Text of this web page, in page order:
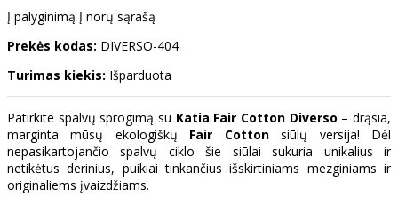
Į palyginimą Į norų sąrašą
Prekės kodas: DIVERSO-404
Turimas kiekis: Išparduota
Patirkite spalvų sprogimą su Katia Fair Cotton Diverso – drąsia,
marginta mūsų ekologiškų Fair Cottonsiūlų versija! Dėl
nepasikartojančio spalvų ciklo šie siūlai sukuria unikalius ir
netikėtus derinius, puikiai tinkančius išskirtiniams mezginiams ir
originaliems įvaizdžiams.